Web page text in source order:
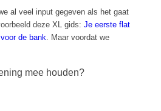
al veel input gegeven als het gaat
deze XL gids: Je eerste flat
de bank. Maar voordat we
mee houden?